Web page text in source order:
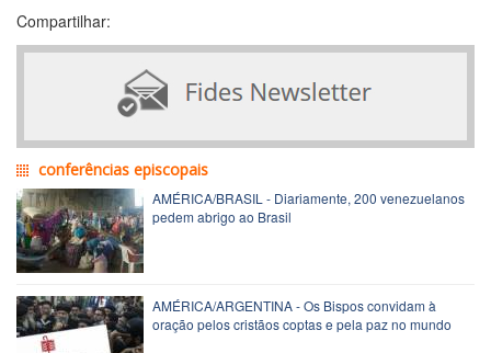
Compartilhar:
conferências episcopais
AMÉRICA/BRASIL - Diariamente, 200 venezuelanos
pedem abrigo ao Brasil
AMÉRICA/ARGENTINA - Os Bispos convidam à
oração pelos cristãos coptas e pela paz no mundo